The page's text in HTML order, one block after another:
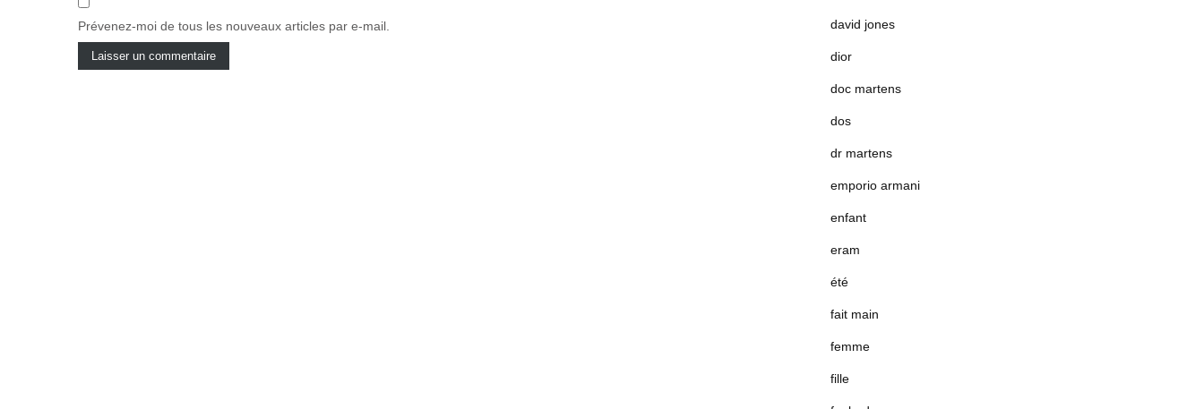
Prévenez-moi de tous les nouveaux articles par e-mail. david jones
dior
doc martens
dos
dr martens
emporio armani
enfant
eram
été
fait main
femme
fille